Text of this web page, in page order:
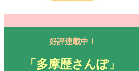
好評連載中！
「多摩歴さんぽ」